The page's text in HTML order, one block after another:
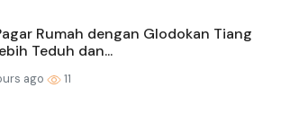
Rumah dengan Glodokan Tiang
Teduh dan...
ago 11